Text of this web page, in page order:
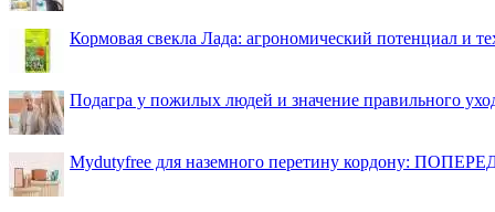
Кормовая свекла Лада: агрономический потенциал и
Подагра у пожилых людей и значение правильного
Mydutyfree для наземного перетину кордону: